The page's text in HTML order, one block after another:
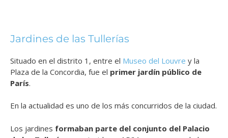
Jardines de las Tullerías
Situado en el distrito 1, entre el Museo del Louvre y la
Plaza de la Concordia, fue el primer jardín público de
París.
En la actualidad es uno de los más concurridos de la ciudad.
Los jardines formaban parte del conjunto del Palacio